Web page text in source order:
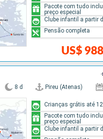
US$ 988
Pacote com tudo
preço especial
Clube infantil a partir
Pensão completa
8 d Pireu (Atenas)
Crianças grátis até
Pacote com tudo
preço especial
Clube infantil a partir